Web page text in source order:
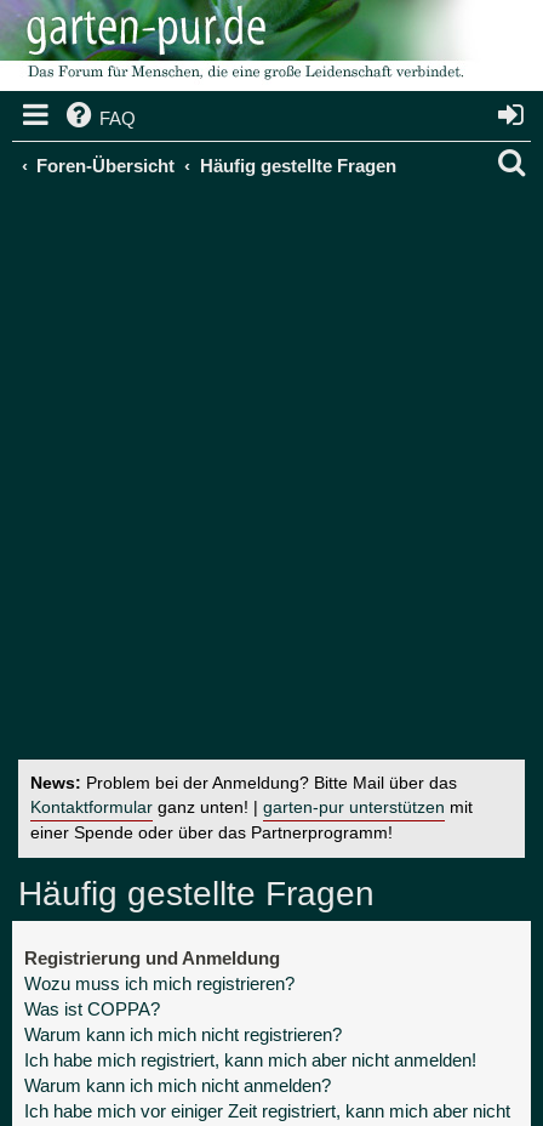
FAQ
Foren-Übersicht Häufig gestellte Fragen
News: Problem bei der Anmeldung? Bitte Mail über das
Kontaktformular ganz unten! | garten-pur unterstützen mit
einer Spende oder über das Partnerprogramm!
Häufig gestellte Fragen
Registrierung und Anmeldung
Wozu muss ich mich registrieren?
Was ist COPPA?
Warum kann ich mich nicht registrieren?
Ich habe mich registriert, kann mich aber nicht anmelden!
Warum kann ich mich nicht anmelden?
Ich habe mich vor einiger Zeit registriert, kann mich aber nicht